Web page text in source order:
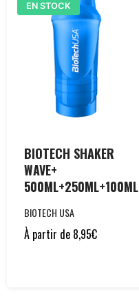
EN STOCK
BIOTECH SHAKER
WAVE+
500ML+250ML+100ML
BIOTECH USA
À partir de 8,95€